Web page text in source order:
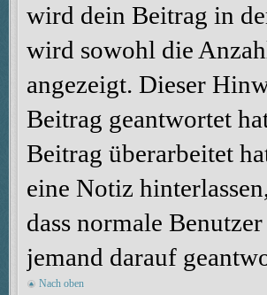
wird dein Beitrag in
wird sowohl die
angezeigt. Dieser
Beitrag geantwortet
Beitrag überarbeitet
eine Notiz
dass normale
jemand darauf
Nach oben